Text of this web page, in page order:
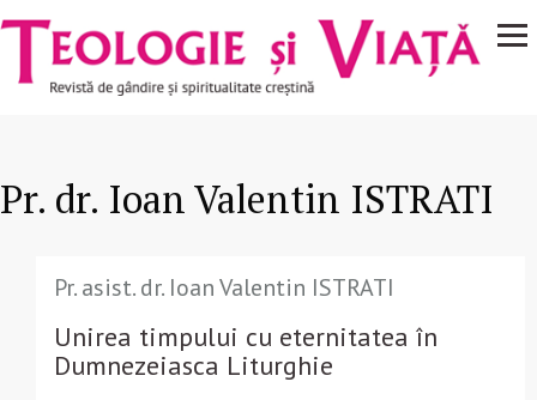
Mergi la conţinutul principal
Navigare
principală
Pr. dr. Ioan Valentin ISTRATI
Pr. asist. dr. Ioan Valentin ISTRATI
Unirea timpului cu eternitatea în
Dumnezeiasca Liturghie